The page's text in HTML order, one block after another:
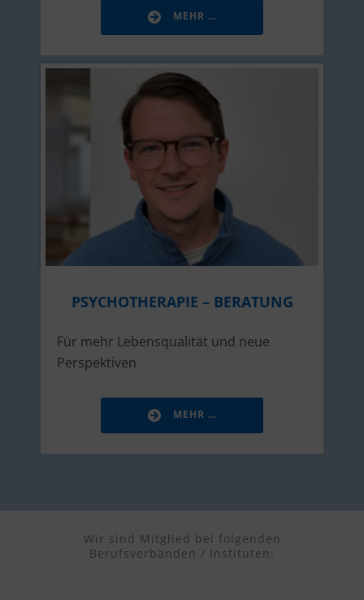
MEHR …
PSYCHOTHERAPIE – BERATUNG
Für mehr Lebensqualität und neue
Perspektiven
MEHR …
Wir sind Mitglied bei folgenden
Berufsverbänden / Instituten: